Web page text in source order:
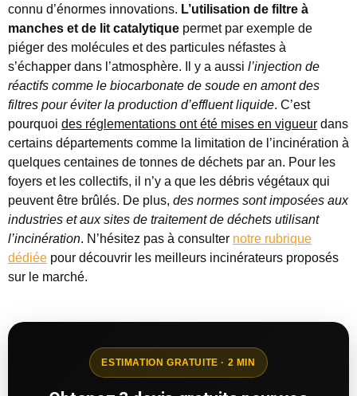
connu d’énormes innovations. L’utilisation de filtre à
manches et de lit catalytique permet par exemple de
piéger des molécules et des particules néfastes à
s’échapper dans l’atmosphère. Il y a aussi l’injection de
réactifs comme le biocarbonate de soude en amont des
filtres pour éviter la production d’effluent liquide. C’est
pourquoi des réglementations ont été mises en vigueur dans
certains départements comme la limitation de l’incinération à
quelques centaines de tonnes de déchets par an. Pour les
foyers et les collectifs, il n’y a que les débris végétaux qui
peuvent être brûlés. De plus, des normes sont imposées aux
industries et aux sites de traitement de déchets utilisant
l’incinération. N’hésitez pas à consulter notre rubrique
dédiée pour découvrir les meilleurs incinérateurs proposés
sur le marché.
ESTIMATION GRATUITE · 2 MIN